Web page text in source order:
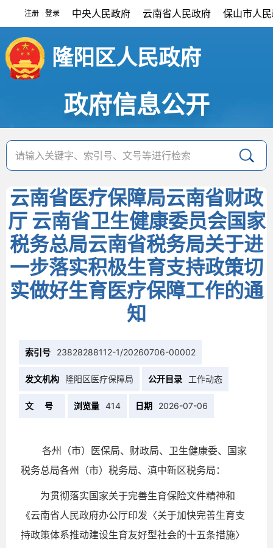
注册 登录 中央人民政府 云南省人民政府 保山市人
隆阳区人民政府
政府信息公开
云南省医疗保障局云南省财政
厅 云南省卫生健康委员会国家
税务总局云南省税务局关于进
一步落实积极生育支持政策切
实做好生育医疗保障工作的通
知
索引号 23828288112-1/20260706-00002
发文机构 隆阳区医疗保障局 公开目录 工作动态
文 号 浏览量 414 日期 2026-07-06
各州（市）医保局、财政局、卫生健康委、国家
税务总局各州（市）税务局、滇中新区税务局：
为贯彻落实国家关于完善生育保险文件精神和
《云南省人民政府办公厅印发〈关于加快完善生育支
持政策体系推动建设生育友好型社会的十五条措施〉